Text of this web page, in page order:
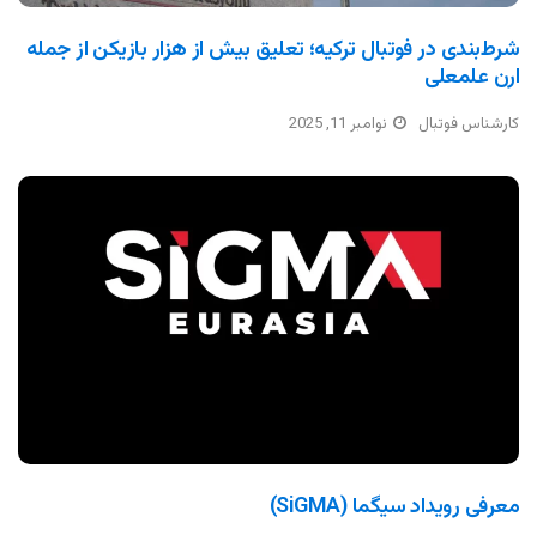
شرط‌بندی در فوتبال ترکیه؛ تعلیق بیش از هزار بازیکن از جمله
ارن علمعلی
کارشناس فوتبال نوامبر 11, 2025
معرفی رویداد سیگما (SiGMA)